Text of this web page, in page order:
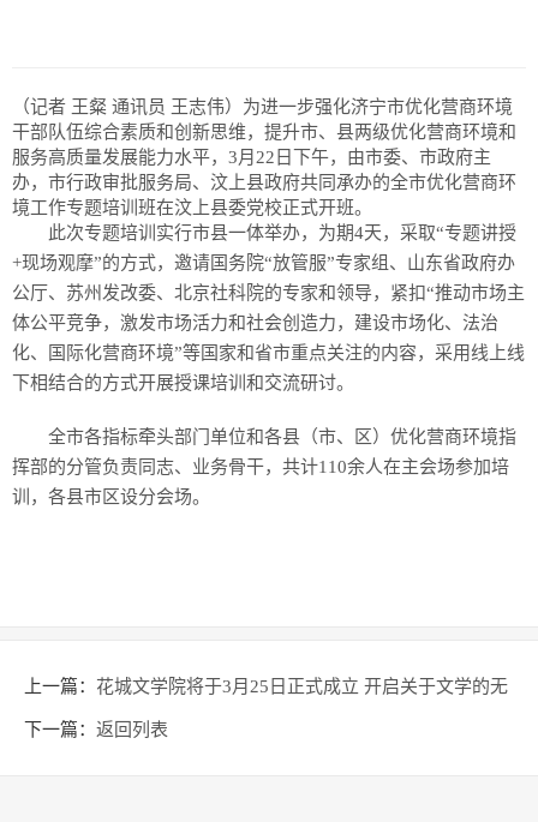
（记者 王粲 通讯员 王志伟）为进一步强化济宁市优化营商环境
干部队伍综合素质和创新思维，提升市、县两级优化营商环境和
服务高质量发展能力水平，3月22日下午，由市委、市政府主
办，市行政审批服务局、汶上县政府共同承办的全市优化营商环
境工作专题培训班在汶上县委党校正式开班。
此次专题培训实行市县一体举办，为期4天，采取“专题讲授
+现场观摩”的方式，邀请国务院“放管服”专家组、山东省政府办
公厅、苏州发改委、北京社科院的专家和领导，紧扣“推动市场主
体公平竞争，激发市场活力和社会创造力，建设市场化、法治
化、国际化营商环境”等国家和省市重点关注的内容，采用线上线
下相结合的方式开展授课培训和交流研讨。
全市各指标牵头部门单位和各县（市、区）优化营商环境指
挥部的分管负责同志、业务骨干，共计110余人在主会场参加培
训，各县市区设分会场。
上一篇： 花城文学院将于3月25日正式成立 开启关于文学的无
数种想象
下一篇： 返回列表